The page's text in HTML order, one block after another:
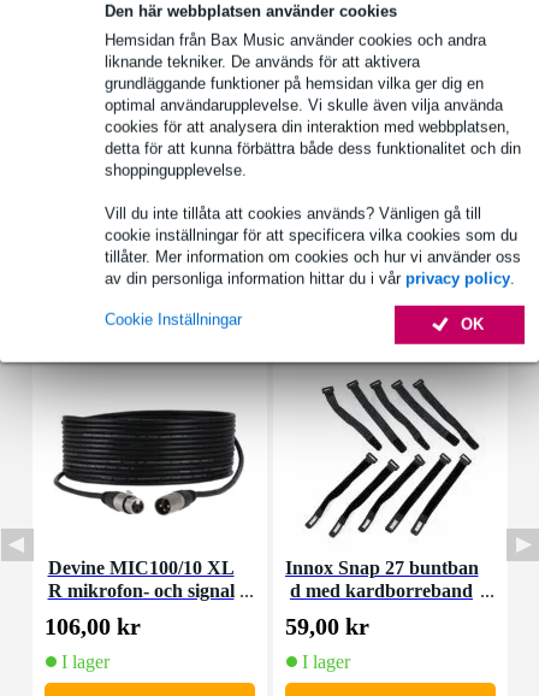
Den här webbplatsen använder cookies
Hemsidan från Bax Music använder cookies och andra
liknande tekniker. De används för att aktivera
grundläggande funktioner på hemsidan vilka ger dig en
optimal användarupplevelse. Vi skulle även vilja använda
cookies för att analysera din interaktion med webbplatsen,
detta för att kunna förbättra både dess funktionalitet och din
shoppingupplevelse.
Vill du inte tillåta att cookies används? Vänligen gå till
cookie inställningar för att specificera vilka cookies som du
tillåter. Mer information om cookies och hur vi använder oss
av din personliga information hittar du i vår privacy policy.
OK
Cookie Inställningar
50,65 kr engångsbetalning
Produktinformation
typ: infällt delningsfilter
belastningskapacitet rms: 120 W
Fullständiga specifikationer
Devine MIC100/10 XL
R mikrofon- och signal
kabel 10 meter
106,00 kr
I lager
Innox Snap 27 buntban
d med kardborreband
59,00 kr
I lager